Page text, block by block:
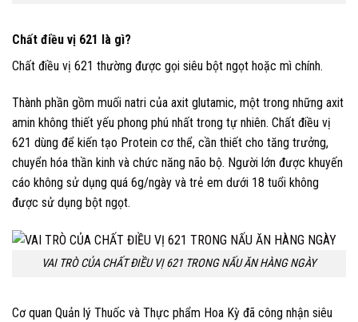
Chất điều vị 621 là gì?
Chất điều vị 621 thường được gọi siêu bột ngọt hoặc mì chính.
Thành phần gồm muối natri của axit glutamic, một trong những axit
amin không thiết yếu phong phú nhất trong tự nhiên. Chất điều vị
621 dùng để kiến tạo Protein cơ thể, cần thiết cho tăng trưởng,
chuyển hóa thần kinh và chức năng não bộ. Người lớn được khuyến
cáo không sử dụng quá 6g/ngày và trẻ em dưới 18 tuổi không
được sử dụng bột ngọt.
VAI TRÒ CỦA CHẤT ĐIỀU VỊ 621 TRONG NẤU ĂN HÀNG NGÀY
Cơ quan Quản lý Thuốc và Thực phẩm Hoa Kỳ đã công nhận siêu